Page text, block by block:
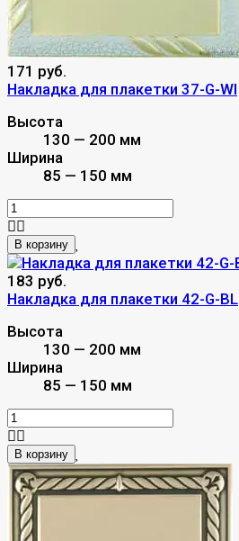
171 руб.
Накладка для плакетки 37-G-WI
Высота
130 — 200 мм
Ширина
85 — 150 мм
В корзину
183 руб.
Накладка для плакетки 42-G-BL
Высота
130 — 200 мм
Ширина
85 — 150 мм
В корзину